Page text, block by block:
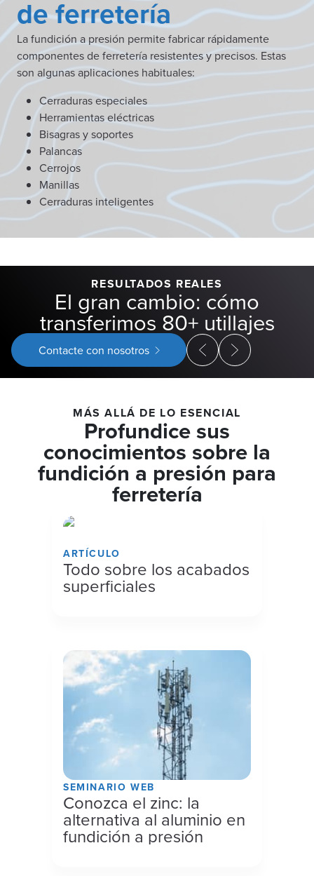
de ferretería
La fundición a presión permite fabricar rápidamente
componentes de ferretería resistentes y precisos. Estas
son algunas aplicaciones habituales:
Cerraduras especiales
Herramientas eléctricas
Bisagras y soportes
Palancas
Cerrojos
Manillas
Cerraduras inteligentes
RESULTADOS REALES
El gran cambio: cómo
transferimos 80+ utillajes
Contacte con nosotros
MÁS ALLÁ DE LO ESENCIAL
Profundice sus
conocimientos sobre la
fundición a presión para
ferretería
ARTÍCULO
Todo sobre los acabados
superficiales
SEMINARIO WEB
Conozca el zinc: la
alternativa al aluminio en
fundición a presión